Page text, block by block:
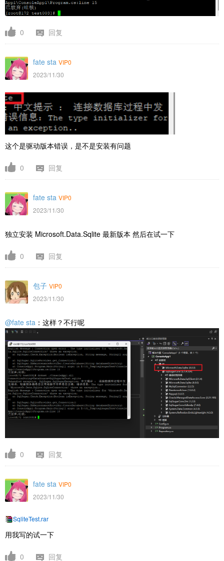
0 回复
fate sta VIP0
2023/11/30
这个是驱动版本错误，是不是安装有问题
0 回复
fate sta VIP0
2023/11/30
独立安装 Microsoft.Data.Sqlite 最新版本 然后在试一下
0 回复
包子 VIP0
2023/11/30
@fate sta ：这样？不行呢
0 回复
fate sta VIP0
2023/11/30
SqliteTest.rar
用我写的试一下
0 回复